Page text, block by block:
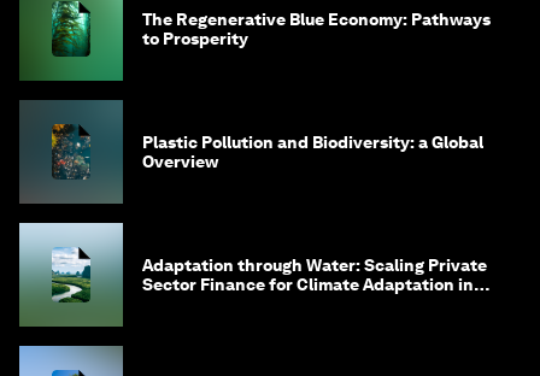
The Regenerative Blue Economy: Pathways
to Prosperity
Plastic Pollution and Biodiversity: a Global
Overview
Adaptation through Water: Scaling Private
Sector Finance for Climate Adaptation in